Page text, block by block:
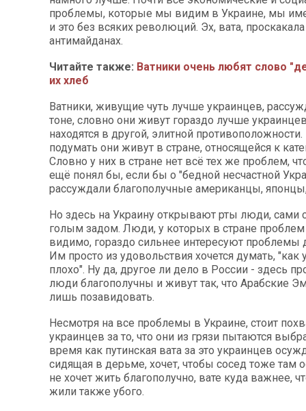
проблемы, которые мы видим в Украине, мы
и это без всяких революций. Эх, вата,
антимайданах.
Читайте также: Ватники очень любят слово
их хлеб
Ватники, живущие чуть лучше украинцев,
тоне, словно они живут гораздо лучше
находятся в другой, элитной
подумать они живут в стране, относящейся к
Словно у них в стране нет всё тех же проблем,
ещё понял бы, если бы о "бедной несчастной
рассуждали благополучные американцы,
Но здесь на Украину открывают рты люди, сами
голым задом. Люди, у которых в стране проблем
видимо, гораздо сильнее интересуют проблемы
Им просто из удовольствия хочется думать, "как
плохо". Ну да, другое ли дело в России - здесь
люди благополучны и живут так, что Арабские
лишь позавидовать.
Несмотря на все проблемы в Украине, стоит
украинцев за то, что они из грязи пытаются
время как путинская вата за это украинцев
сидящая в дерьме, хочет, чтобы сосед тоже там
не хочет жить благополучно, вате куда важнее,
жили также убого.